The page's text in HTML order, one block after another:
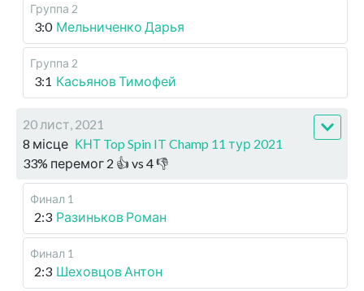
Группа 2
3:0 Мельниченко Дарья
Группа 2
3:1 Касьянов Тимофей
20 лист, 2021
8 місце КНТ Top Spin IT Champ 11 тур 2021
33% перемог 2 👍 vs 4👎
Финал 1
2:3 Разиньков Роман
Финал 1
2:3 Шеховцов Антон